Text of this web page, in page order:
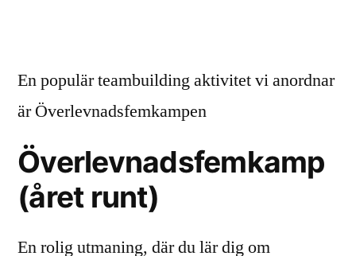
En populär teambuilding aktivitet vi anordnar
är Överlevnadsfemkampen
Överlevnadsfemkamp
(året runt)
En rolig utmaning, där du lär dig om